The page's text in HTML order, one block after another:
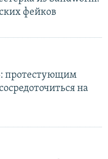
фейков
протестующим
на